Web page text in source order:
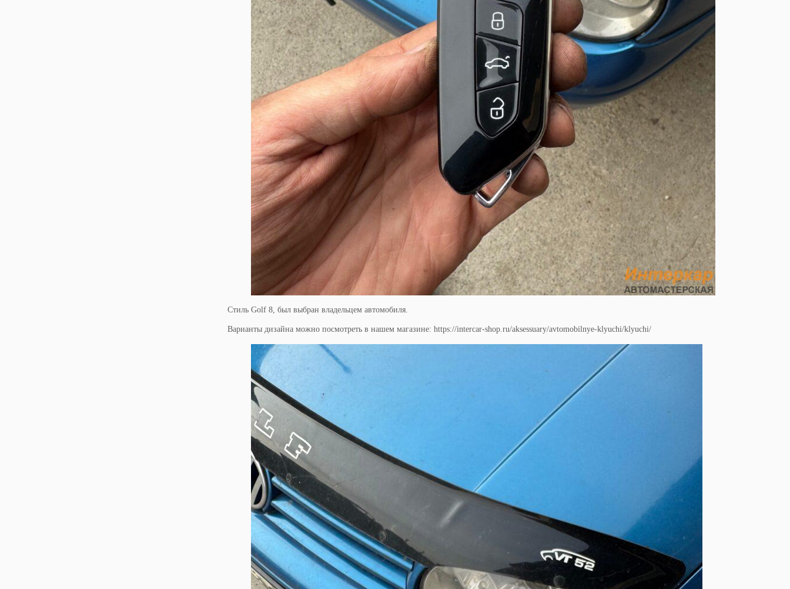
Стиль Golf 8, был выбран владельцем автомобиля.
Варианты дизайна можно посмотреть в нашем магазине: https://intercar-shop.ru/aksessuary/avtomobilnye-klyuchi/klyuchi/